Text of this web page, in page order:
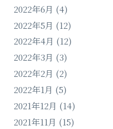
2022年6月 (4)
2022年5月 (12)
2022年4月 (12)
2022年3月 (3)
2022年2月 (2)
2022年1月 (5)
2021年12月 (14)
2021年11月 (15)